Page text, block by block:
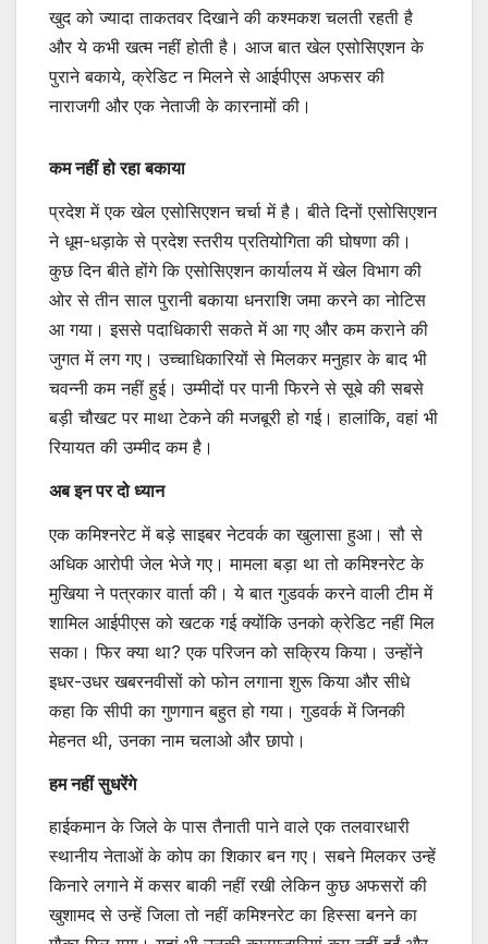
खुद को ज्यादा ताकतवर दिखाने की कश्मकश चलती रहती है
और ये कभी खत्म नहीं होती है। आज बात खेल एसोसिएशन के
पुराने बकाये, क्रेडिट न मिलने से आईपीएस अफसर की
नाराजगी और एक नेताजी के कारनामों की।
कम नहीं हो रहा बकाया
प्रदेश में एक खेल एसोसिएशन चर्चा में है। बीते दिनों एसोसिएशन
ने धूम-धड़ाके से प्रदेश स्तरीय प्रतियोगिता की घोषणा की।
कुछ दिन बीते होंगे कि एसोसिएशन कार्यालय में खेल विभाग की
ओर से तीन साल पुरानी बकाया धनराशि जमा करने का नोटिस
आ गया। इससे पदाधिकारी सकते में आ गए और कम कराने की
जुगत में लग गए। उच्चाधिकारियों से मिलकर मनुहार के बाद भी
चवन्नी कम नहीं हुई। उम्मीदों पर पानी फिरने से सूबे की सबसे
बड़ी चौखट पर माथा टेकने की मजबूरी हो गई। हालांकि, वहां भी
रियायत की उम्मीद कम है।
अब इन पर दो ध्यान
एक कमिश्नरेट में बड़े साइबर नेटवर्क का खुलासा हुआ। सौ से
अधिक आरोपी जेल भेजे गए। मामला बड़ा था तो कमिश्नरेट के
मुखिया ने पत्रकार वार्ता की। ये बात गुडवर्क करने वाली टीम में
शामिल आईपीएस को खटक गई क्योंकि उनको क्रेडिट नहीं मिल
सका। फिर क्या था? एक परिजन को सक्रिय किया। उन्होंने
इधर-उधर खबरनवीसों को फोन लगाना शुरू किया और सीधे
कहा कि सीपी का गुणगान बहुत हो गया। गुडवर्क में जिनकी
मेहनत थी, उनका नाम चलाओ और छापो।
हम नहीं सुधरेंगे
हाईकमान के जिले के पास तैनाती पाने वाले एक तलवारधारी
स्थानीय नेताओं के कोप का शिकार बन गए। सबने मिलकर उन्हें
किनारे लगाने में कसर बाकी नहीं रखी लेकिन कुछ अफसरों की
खुशामद से उन्हें जिला तो नहीं कमिश्नरेट का हिस्सा बनने का